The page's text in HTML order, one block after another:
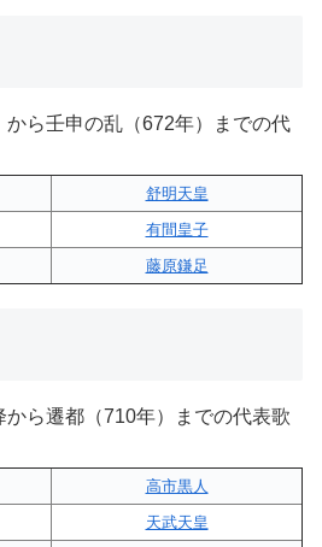
ら壬申の乱（672年）までの代
舒明天皇
有間皇子
藤原鎌足
ら遷都（710年）までの代表歌
高市黒人
天武天皇